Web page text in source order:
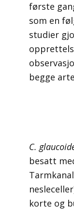
første
som en
studier
begge
C.
besatt
korte og